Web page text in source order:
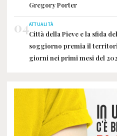
Gregory Porter
04ATTUALITÀ
Città della Pieve e la sfida
soggiorno premia il
giorni nei primi mesi del